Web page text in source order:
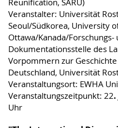
Reunification, SARU)
Veranstalter: Universität
Seoul/Südkorea, University
Ottawa/Kanada/Forschungs-
Dokumentationsstelle des
Vorpommern zur
Deutschland, Universität
Veranstaltungsort: EWHA
Veranstaltungszeitpunkt: 22.
Uhr